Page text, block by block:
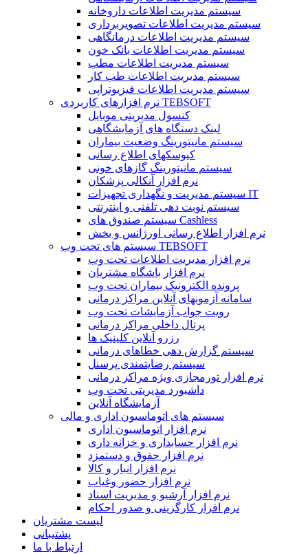
سیستم مدیریت اطلاعات داروخانه
سیستم مدیریت اطلاعات تصویربرداری
سیستم مدیریت اطلاعات درمانگاهی
سیستم مدیریت اطلاعات بانک خون
سیستم مدیریت اطلاعات مطب
سیستم مدیریت اطلاعات طب کار
سیستم مدیریت اطلاعات فیزیوتراپی
نرم افزارهای کاربردی TEBSOFT
کنسول مدیریتی موبایل
لینک دستگاه های آزمایشگاهی
سیستم مانیتورینگ وضعیت بیماران
کیوسکهای اطلاع رسانی
سیستم مانیتورینگ گازهای خونی
نرم افزار آنکالی پزشکان
سیستم مدیریت و نگهداری تجهیزات IT
سیستم نوبت دهی تلفنی و اینترنتی
سیستم صندوق های Cashless
نرم افزار اطلاع رسانی اورژانس و بخش
سیستم های تحت وب TEBSOFT
نرم افزار مدیریت اطلاعات تحت وب
نرم افزار باشگاه مشتریان
پرونده الکترونیک بیماران تحت وب
سامانه آزمونهای آنلاین مراکز درمانی
رویت جواب آزمایشات تحت وب
پرتال داخلی مراکز درمانی
رزرو آنلاین کلینیک ها
سیستم گزارش دهی خطاهای درمانی
سیستم رضایتمندی پرسنل
نرم افزار تورمجازی ویژه مراکز درمانی
داشبورد مدیریتی تحت وب
آزمایشگاه آنلاین
سیستم های اتوماسیون اداری و مالی
نرم افزار اتوماسیون اداری
نرم افزار حسابداری و خزانه داری
نرم افزار حقوق و دستمزد
نرم افزار انبار و کالا
نرم افزار حضور وغیاب
نرم افزار آرشیو و مدیریت اسناد
نرم افزار کارگزینی و صدور احکام
لیست مشتریان
پشتیبانی
ارتباط با ما